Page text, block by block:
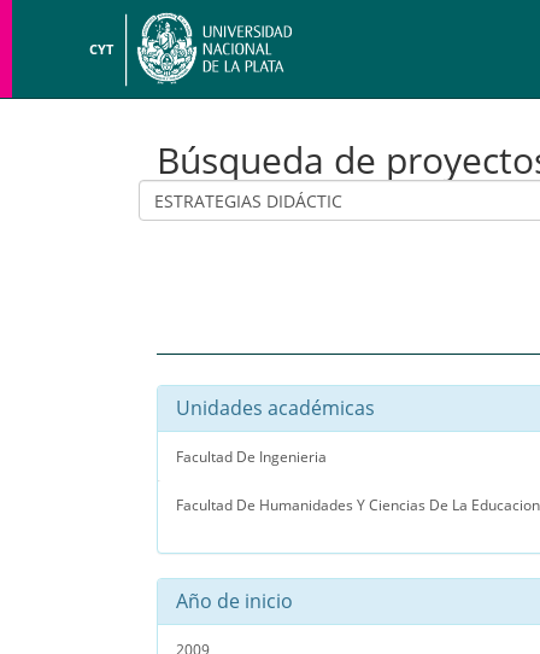
CYT
Búsqueda de
Unidades académicas
Facultad De Ingenieria
Facultad De Humanidades Y Ciencias De La Educacion
Año de inicio
2009